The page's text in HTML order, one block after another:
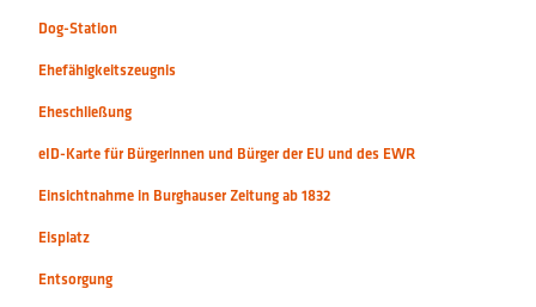
Dog-Station
Ehefähigkeitszeugnis
Eheschließung
eID-Karte für Bürgerinnen und Bürger der EU und des EWR
Einsichtnahme in Burghauser Zeitung ab 1832
Eisplatz
Entsorgung